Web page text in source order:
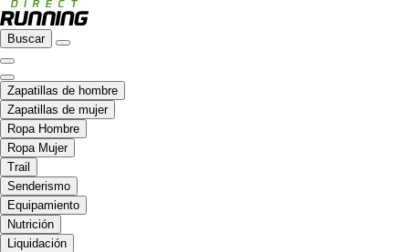
Buscar
Zapatillas de hombre
Zapatillas de mujer
Ropa Hombre
Ropa Mujer
Trail
Senderismo
Equipamiento
Nutrición
Liquidación